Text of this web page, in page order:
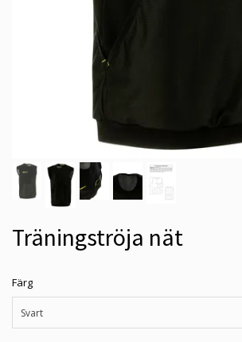
Träningströja nät
Färg
Svart